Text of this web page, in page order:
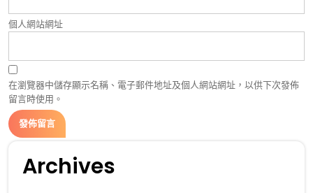
個人網站網址
在瀏覽器中儲存顯示名稱、電子郵件地址及個人網站網址，以供下次發佈
留言時使用。
Archives